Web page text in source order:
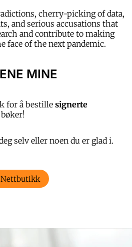
cherry-picking of data,
and serious accusations that
and contribute to making
face of the next pandemic.
MINE
for å bestille signerte
selv eller noen du er glad i.
Nettbutikk